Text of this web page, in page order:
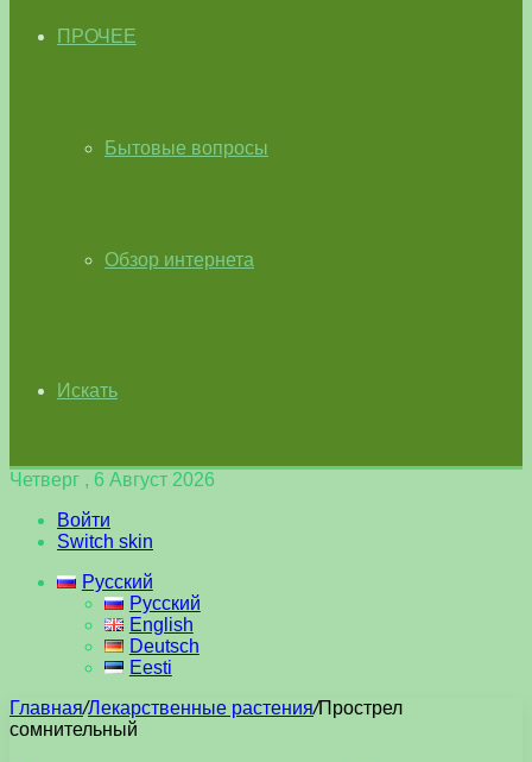
ПРОЧЕЕ
Бытовые вопросы
Обзор интернета
Искать
Четверг , 6 Август 2026
Войти
Switch skin
Русский
Русский
English
Deutsch
Eesti
Главная/Лекарственные растения/Прострел
сомнительный